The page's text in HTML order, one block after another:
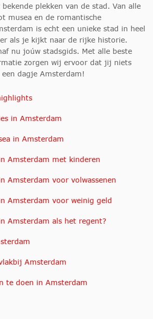
plekken van de stad. Van alle
musea en de romantische
is echt een unieke stad in heel
als je kijkt naar de rijke historie.
nu joúw stadsgids. Met alle beste
zorgen wij ervoor dat jij niets
dagje Amsterdam!
in Amsterdam
in Amsterdam
Amsterdam met kinderen
Amsterdam voor volwassenen
Amsterdam voor weinig geld
Amsterdam als het regent?
Amsterdam
te doen in Amsterdam